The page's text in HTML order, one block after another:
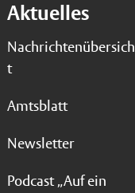
Aktuelles
Nachrichtenübersich
t
Amtsblatt
Newsletter
Podcast „Auf ein